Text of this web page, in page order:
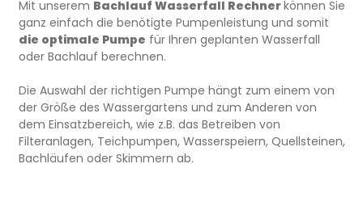
Mit unserem Bachlauf Wasserfall Rechnerkönnen Sie
ganz einfach die benötigte Pumpenleistung und somit
die optimale Pumpe für Ihren geplanten Wasserfall
oder Bachlauf berechnen.
Die Auswahl der richtigen Pumpe hängt zum einem von
der Größe des Wassergartens und zum Anderen von
dem Einsatzbereich, wie z.B. das Betreiben von
Filteranlagen, Teichpumpen, Wasserspeiern, Quellsteinen,
Bachläufen oder Skimmern ab.